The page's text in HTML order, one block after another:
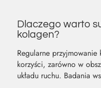
Dlaczego warto
kolagen?
Regularne
korzyści, zarówno w
układu ruchu. Badania